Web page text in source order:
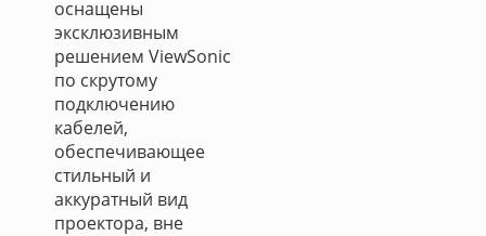
оснащены
эксклюзивным
решением ViewSonic
по скрутому
подключению
кабелей,
обеспечивающее
стильный и
аккуратный вид
проектора, вне